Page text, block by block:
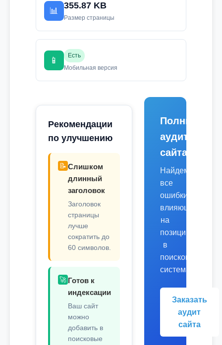
📊
355.87 KB
Размер страницы
📱
Есть
Мобильная версия
Рекомендации
по улучшению
📝 Слишком
длинный
заголовок
Заголовок
страницы
лучше
сократить до
60 символов.
🚀 Готов к
индексации
Ваш сайт
можно
добавить в
поисковые
Полный
аудит
сайта
Найдем
все
ошибки,
влияющие
на
позиции
в
поисковых
системах.
Заказать
аудит
сайта